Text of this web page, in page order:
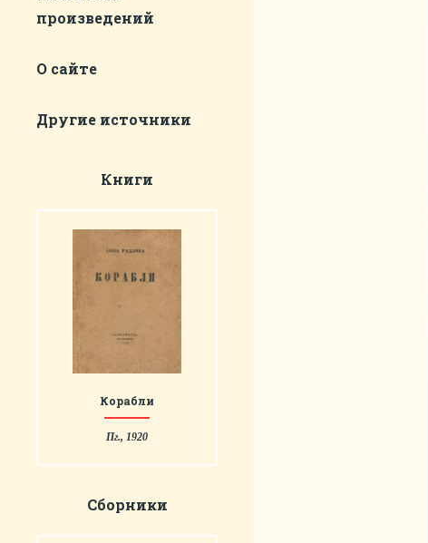
произведений
О сайте
Другие источники
Книги
Корабли
Пг., 1920
Сборники